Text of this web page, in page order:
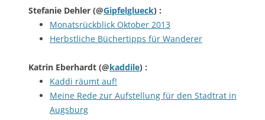
Stefanie Dehler (@Gipfelglueck) :
Monatsrückblick Oktober 2013
Herbstliche Büchertipps für Wanderer
Katrin Eberhardt (@kaddile) :
Kaddi räumt auf!
Meine Rede zur Aufstellung für den Stadtrat in
Augsburg